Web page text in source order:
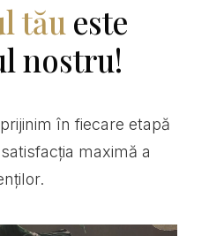
tău este
nostru!
în fiecare etapă
maximă a